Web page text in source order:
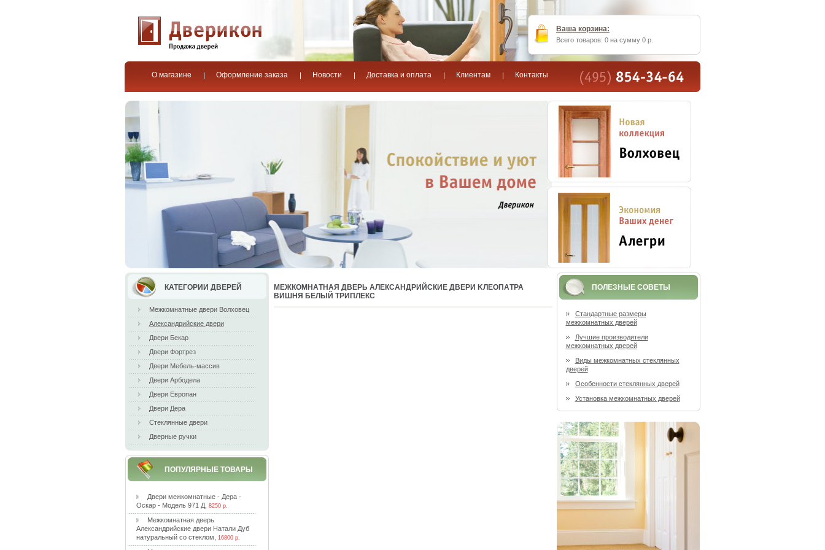
Ваша корзина:
Всего товаров: 0 на сумму 0 р.
О магазине Оформление заказа Новости Доставка и оплата Клиентам Контакты
КАТЕГОРИИ ДВЕРЕЙ
Межкомнатные двери Волховец
Александрийские двери
Двери Бекар
Двери Фортрез
Двери Мебель-массив
Двери Арбодела
Двери Европан
Двери Дера
Стеклянные двери
Дверные ручки
ПОПУЛЯРНЫЕ ТОВАРЫ
Двepи мeжкoмнaтныe - Дepa -
Ocкap - Moдeль 971 Д, 8250 р.
Meжкoмнaтнaя двepь
Aлeкcaндpийcкиe двepи Haтaли Дуб
нaтуpaльный co cтeклoм
16800 р.
MEЖКOМНAТНAЯ ДВEPЬ AЛEКCAНДPИЙCКИE ДВEPИ KЛEOПAТPA
BИШНЯ БEЛЫЙ ТPИПЛEКC
ПОЛЕЗНЫЕ СОВЕТЫ
Стандартные размеры
межкомнатных дверей
Лучшие производители
межкомнатных дверей
Виды межкомнатных стеклянных
дверей
Особенности стеклянных дверей
Установка межкомнатных дверей